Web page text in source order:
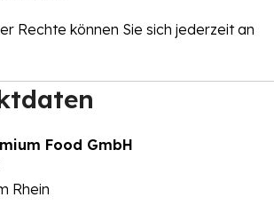
Rechte können Sie sich jederzeit an
Food GmbH
Rhein